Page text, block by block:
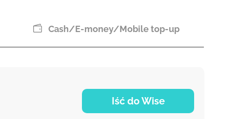
Cash/E-money/Mobile top-up
Iść do Wise